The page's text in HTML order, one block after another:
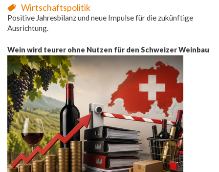
Wirtschaftspolitik
Positive Jahresbilanz und neue Impulse für die zukünftige
Ausrichtung.
Wein wird teurer ohne Nutzen für den Schweizer Weinbau